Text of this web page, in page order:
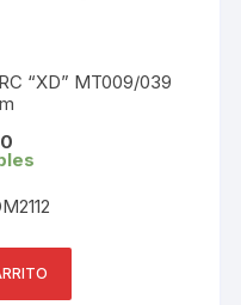
“XD” MT009/039